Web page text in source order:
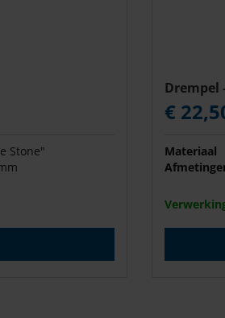
Stone"
Drempel
€
Materiaal